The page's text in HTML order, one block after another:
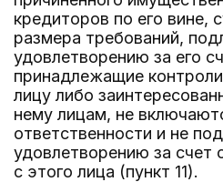
кредиторов по его вине,
размера требований,
удовлетворению за его
принадлежащие
лицу либо
нему лицам, не
ответственности и не
удовлетворению за счет
с этого лица (пункт 11).